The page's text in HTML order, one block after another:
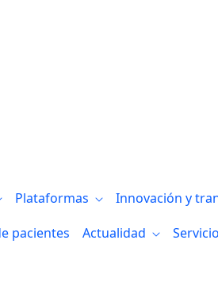
Plataformas Innovación y
pacientes Actualidad